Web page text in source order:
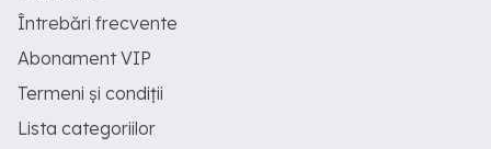
Întrebări frecvente
Abonament VIP
Termeni și condiții
Lista categoriilor